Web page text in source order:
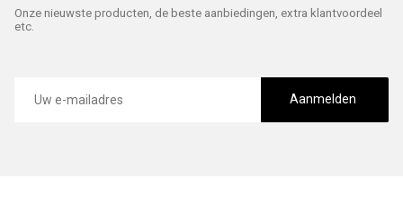
Onze nieuwste producten, de beste aanbiedingen, extra klantvoordeel
etc.
mailadres
Aanmelden